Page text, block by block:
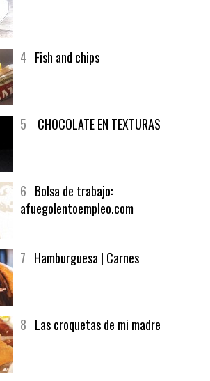
4 Fish and chips
5 CHOCOLATE EN TEXTURAS
6 Bolsa de trabajo:
afuegolentoempleo.com
7 Hamburguesa | Carnes
8 Las croquetas de mi madre